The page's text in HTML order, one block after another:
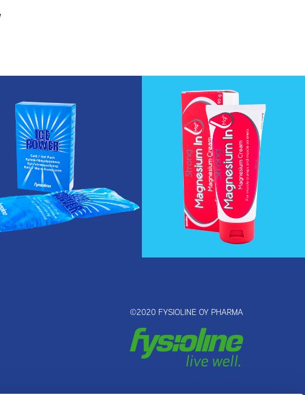
©2020 FYSIOLINE OY PHARMA